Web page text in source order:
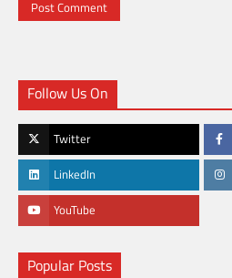
Follow Us On
Twitter
LinkedIn
YouTube
Popular Posts